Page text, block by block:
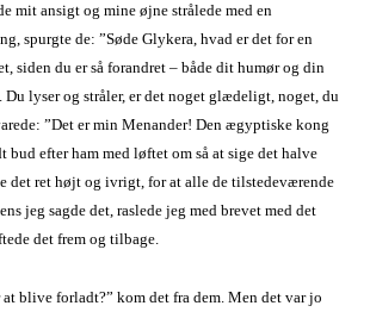
mit ansigt og mine øjne strålede med en
spurgte de: ”Søde Glykera, hvad er det for en
siden du er så forandret – både dit humør og din
lyser og stråler, er det noget glædeligt, noget, du
”Det er min Menander! Den ægyptiske kong
bud efter ham med løftet om så at sige det halve
det ret højt og ivrigt, for at alle de tilstedeværende
jeg sagde det, raslede jeg med brevet med det
det frem og tilbage.
blive forladt?” kom det fra dem. Men det var jo